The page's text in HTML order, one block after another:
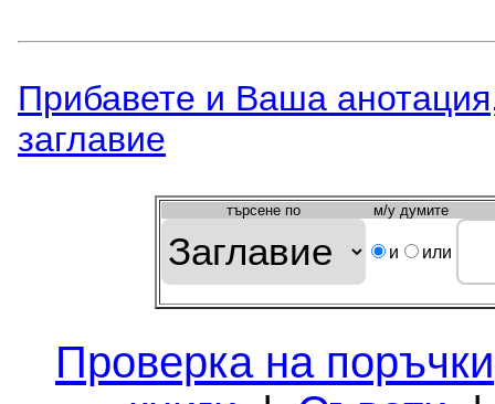
Прибавете и Вашa
заглавиe
търсeне по м/у думите
и или
Проверка на поръчки